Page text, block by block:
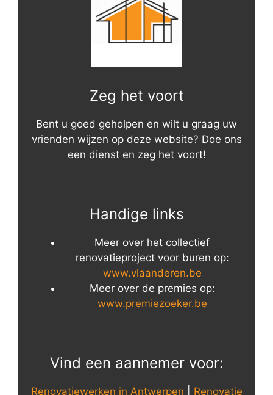
Zeg het voort
Bent u goed geholpen en wilt u graag uw
vrienden wijzen op deze website? Doe ons
een dienst en zeg het voort!
Handige links
Meer over het collectief
renovatieproject voor buren op:
www.vlaanderen.be
Meer over de premies op:
www.premiezoeker.be
Vind een aannemer voor:
Renovatiewerken in Antwerpen Renovatie